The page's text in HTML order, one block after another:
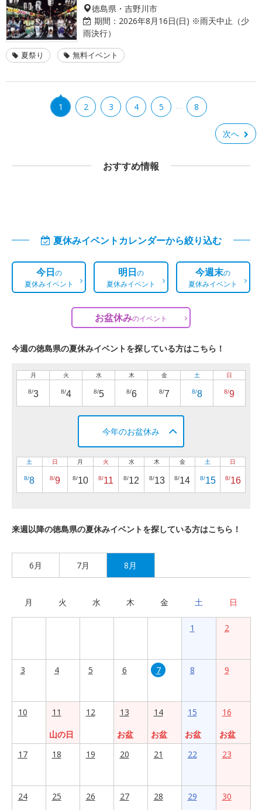
徳島県・吉野川市
期間： 2026年8月16日(日) ※雨天中止（少
雨決行）
夏祭り 無料イベント
1 2 3 4 5 … 8
次へ
おすすめ情報
夏休みイベントカレンダーから絞り込む
今日の
夏休みイベント
明日の
夏休みイベント
今週末の
夏休みイベント
お盆休みのイベント
今週の徳島県の夏休みイベントを探している方はこちら！
月
8/3
火
8/4
水
8/5
木
8/6
金
8/7
土
8/8
日
8/9
今年のお盆休み
土
8/8
日
8/9
月
8/10
火
8/11
水
8/12
木
8/13
金
8/14
土
8/15
日
8/16
来週以降の徳島県の夏休みイベントを探している方はこちら！
6月 7月 8月
月 火 水 木 金 土 日
1 2
3 4 5 6 7 8 9
10
11
山の日
12
13
お盆
14
お盆
15
お盆
16
お盆
17
18 19 20 21 22 23
24 25 26 27 28 29 30